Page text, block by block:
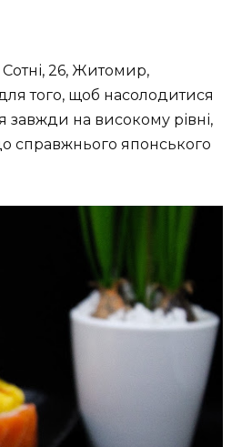
26, Житомир,
того, щоб насолодитися
завжди на високому рівні,
справжнього японського